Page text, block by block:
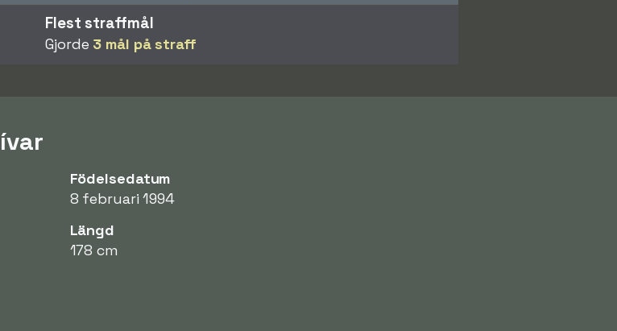
Flest straffmål
Gjorde 3 mål på straff
Födelsedatum
8 februari 1994
Längd
178 cm